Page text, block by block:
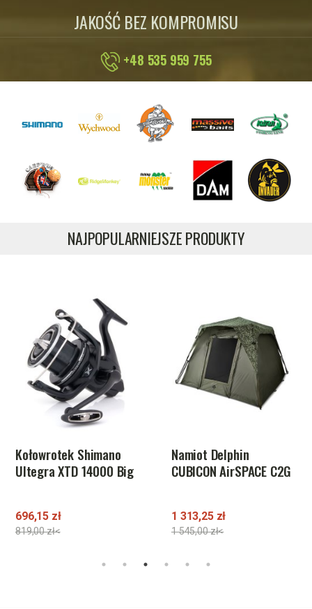
JAKOŚĆ BEZ KOMPROMISU
+48 535 959 755
NAJPOPULARNIEJSZE PRODUKTY
Namiot Delphin
CUBICON AirSPACE C2G
1 313,25 zł
1 545,00 zł<
Kołowrotek AVID Ex-
Cast 12000 Reel
526,50 zł
585,00 zł<